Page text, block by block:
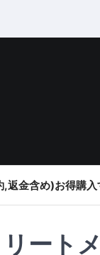
返金含め)お得購入
ート